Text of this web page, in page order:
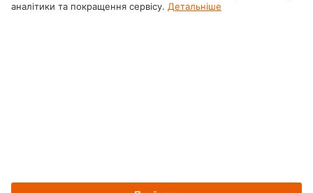
аналітики та покращення сервісу. Детальніше